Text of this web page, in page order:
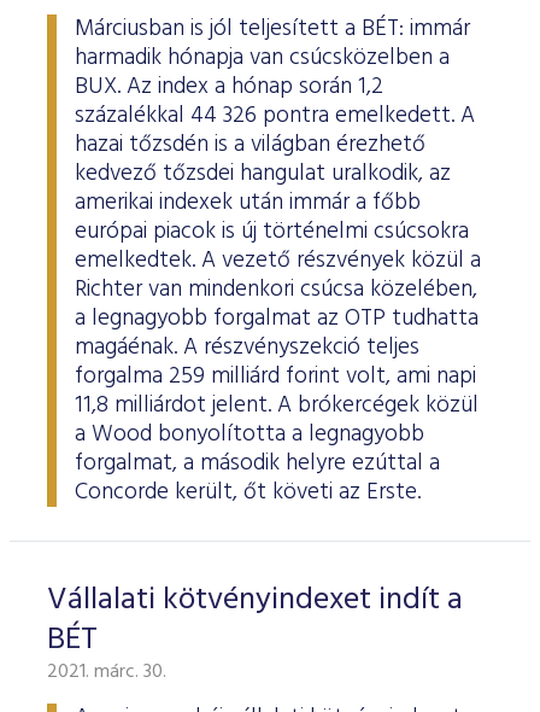
Márciusban is jól teljesített a BÉT: immár
harmadik hónapja van csúcsközelben a
BUX. Az index a hónap során 1,2
százalékkal 44 326 pontra emelkedett. A
hazai tőzsdén is a világban érezhető
kedvező tőzsdei hangulat uralkodik, az
amerikai indexek után immár a főbb
európai piacok is új történelmi csúcsokra
emelkedtek. A vezető részvények közül a
Richter van mindenkori csúcsa közelében,
a legnagyobb forgalmat az OTP tudhatta
magáénak. A részvényszekció teljes
forgalma 259 milliárd forint volt, ami napi
11,8 milliárdot jelent. A brókercégek közül
a Wood bonyolította a legnagyobb
forgalmat, a második helyre ezúttal a
Concorde került, őt követi az Erste.
Vállalati kötvényindexet indít a
BÉT
2021. márc. 30.